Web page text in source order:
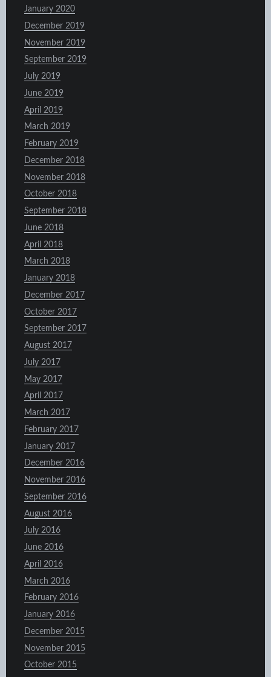
January 2020
December 2019
November 2019
September 2019
July 2019
June 2019
April 2019
March 2019
February 2019
December 2018
November 2018
October 2018
September 2018
June 2018
April 2018
March 2018
January 2018
December 2017
October 2017
September 2017
August 2017
July 2017
May 2017
April 2017
March 2017
February 2017
January 2017
December 2016
November 2016
September 2016
August 2016
July 2016
June 2016
April 2016
March 2016
February 2016
January 2016
December 2015
November 2015
October 2015